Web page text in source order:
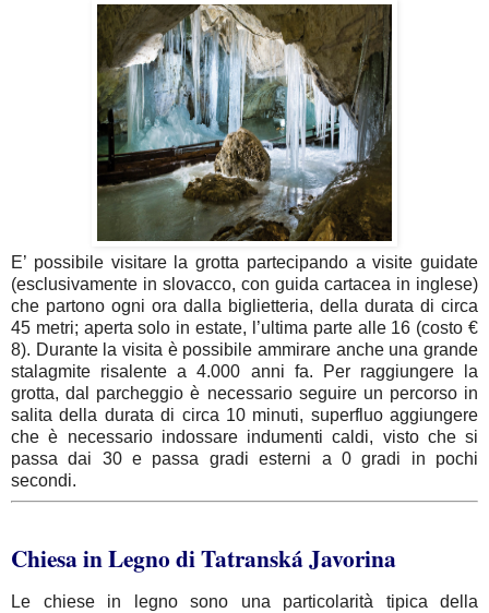
E’ possibile visitare la grotta partecipando a visite guidate
(esclusivamente in slovacco, con guida cartacea in inglese)
che partono ogni ora dalla biglietteria, della durata di circa
45 metri; aperta solo in estate, l’ultima parte alle 16 (costo €
8). Durante la visita è possibile ammirare anche una grande
stalagmite risalente a 4.000 anni fa. Per raggiungere la
grotta, dal parcheggio è necessario seguire un percorso in
salita della durata di circa 10 minuti, superfluo aggiungere
che è necessario indossare indumenti caldi, visto che si
passa dai 30 e passa gradi esterni a 0 gradi in pochi
secondi.
Chiesa in Legno di Tatranská Javorina
Le chiese in legno sono una particolarità tipica della